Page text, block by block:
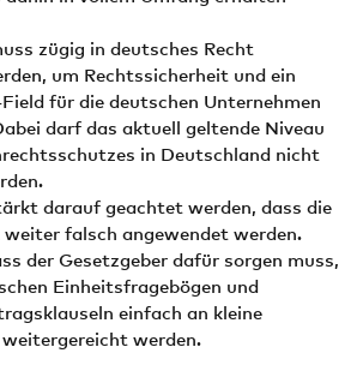
zügig in deutsches Recht
um Rechtssicherheit und ein
für die deutschen Unternehmen
darf das aktuell geltende Niveau
in Deutschland nicht
darauf geachtet werden, dass die
weiter falsch angewendet werden.
der Gesetzgeber dafür sorgen muss,
Einheitsfragebögen und
einfach an kleine
werden.